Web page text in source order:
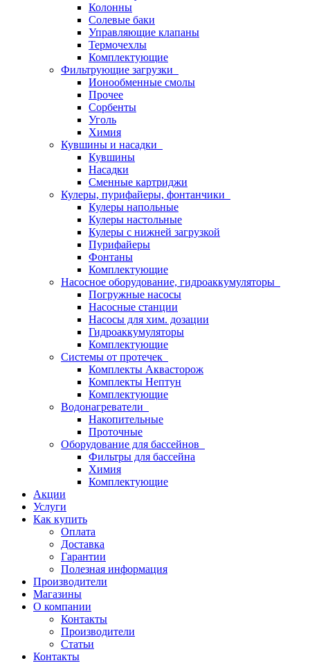
Колонны
Солевые баки
Управляющие клапаны
Термочехлы
Комплектующие
Фильтрующие загрузки
Ионообменные смолы
Прочее
Сорбенты
Уголь
Химия
Кувшины и насадки
Кувшины
Насадки
Сменные картриджи
Кулеры, пурифайеры, фонтанчики
Кулеры напольные
Кулеры настольные
Кулеры с нижней загрузкой
Пурифайеры
Фонтаны
Комплектующие
Насосное оборудование, гидроаккумуляторы
Погружные насосы
Насосные станции
Насосы для хим. дозации
Гидроаккумуляторы
Комплектующие
Системы от протечек
Комплекты Аквасторож
Комплекты Нептун
Комплектующие
Водонагреватели
Накопительные
Проточные
Оборудование для бассейнов
Фильтры для бассейна
Химия
Комплектующие
Акции
Услуги
Как купить
Оплата
Доставка
Гарантии
Полезная информация
Производители
Магазины
О компании
Контакты
Производители
Статьи
Контакты